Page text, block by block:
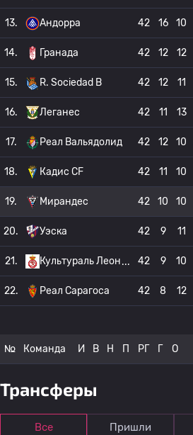
13. Андорра 42 16 10
14. Гранада 42 12 12
15. R. Sociedad B 42 12 11
16. Леганес 42 11 13
17. Реал Вальядолид 42 12 10
18. Кадис CF 42 11 10
19. Мирандес 42 10 10
20. Уэска 42 9 11
21. Культураль Леон 42 9 10
22. Реал Сарагоса 42 8 12
№ Команда И В Н П РГ Г О
Трансферы
Все Пришли